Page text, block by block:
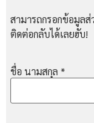
สามารถกรอกข้อมูล
ติดต่อกลับได้เลยฮับ!
ชื่อ นามสกุล *